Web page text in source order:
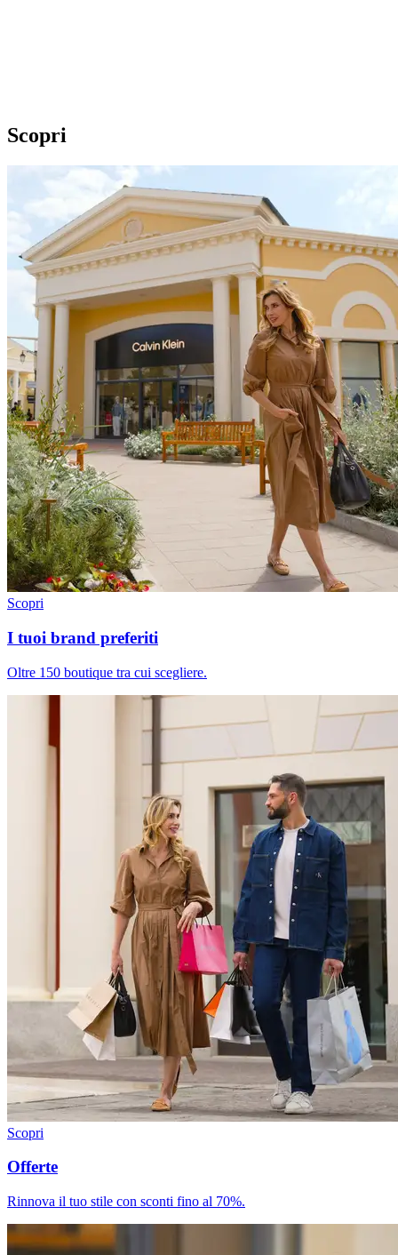
Scopri
Scopri
I tuoi brand preferiti
Oltre 150 boutique tra cui scegliere.
Scopri
Offerte
Rinnova il tuo stile con sconti fino al 70%.